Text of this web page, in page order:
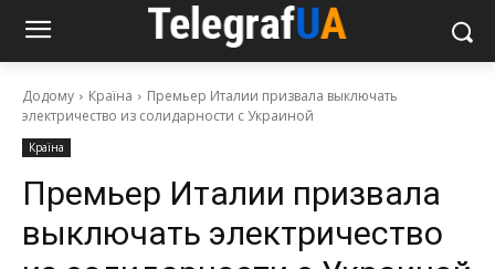
Додому Країна
Премьер Италии призвала выключать
электричество из солидарности с Украиной
Країна
Премьер Италии призвала
выключать электричество